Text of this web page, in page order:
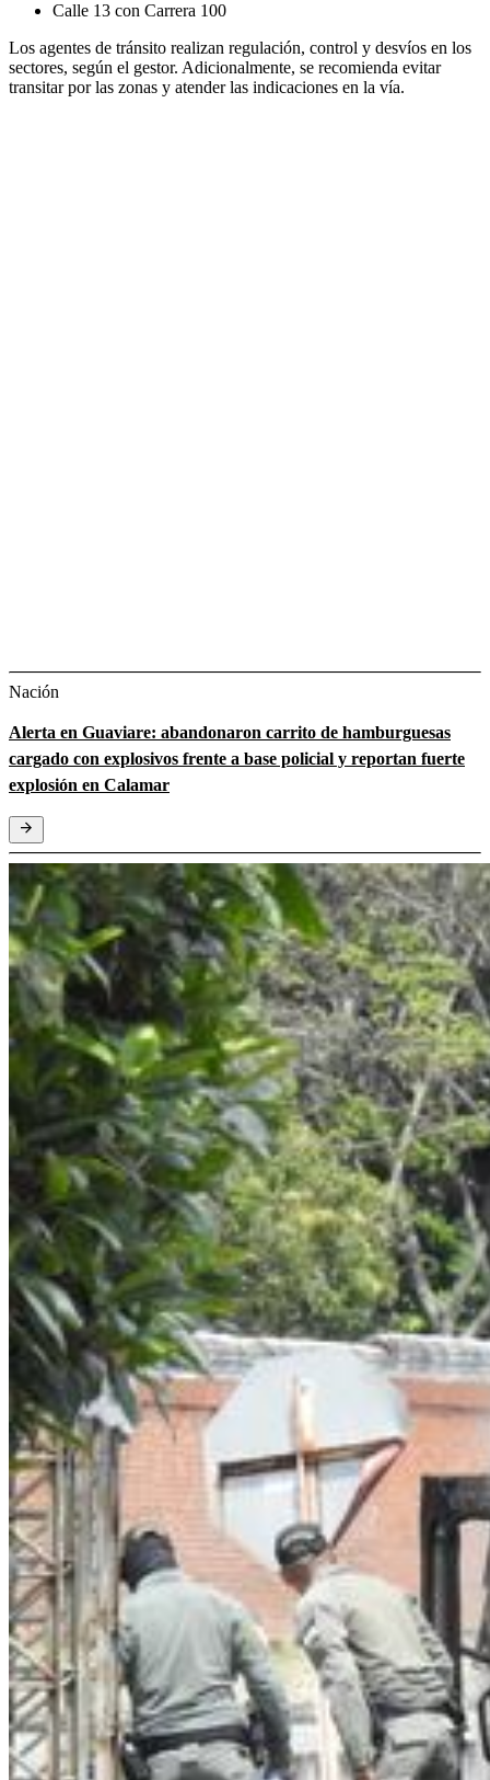
Calle 13 con Carrera 100
Los agentes de tránsito realizan regulación, control y desvíos en los
sectores, según el gestor. Adicionalmente, se recomienda evitar
transitar por las zonas y atender las indicaciones en la vía.
Nación
Alerta en Guaviare: abandonaron carrito de hamburguesas
cargado con explosivos frente a base policial y reportan fuerte
explosión en Calamar